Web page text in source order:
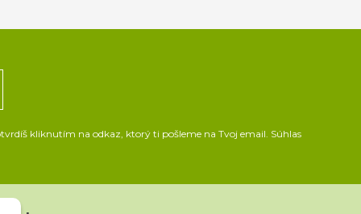
kliknutím na odkaz, ktorý ti pošleme na Tvoj email. Súhlas